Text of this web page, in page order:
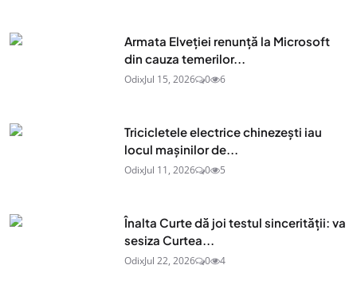
Armata Elveției renunță la Microsoft
din cauza temerilor...
OdixJul 15, 2026 0 6
Tricicletele electrice chinezești iau
locul mașinilor de...
OdixJul 11, 2026 0 5
Înalta Curte dă joi testul sincerității: va
sesiza Curtea...
OdixJul 22, 2026 0 4